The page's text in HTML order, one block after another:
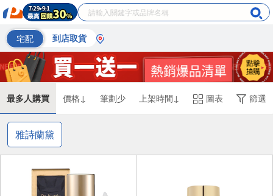
宅配 到店取貨
最多人購買 價格↓ 筆劃少 上架時間↓ 圖表 篩選
雅詩蘭黛